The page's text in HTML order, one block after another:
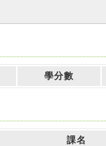
學分數
課名